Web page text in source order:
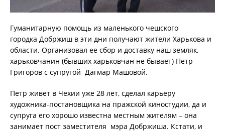
Гуманитарную помощь из маленького чешского
городка Добржиш в эти дни получают жители Харькова и
области. Организовал ее сбор и доставку наш земляк,
харьковчанин (бывших харьковчан не бывает) Петр
Григоров с супругой Дагмар Машовой.
Петр живет в Чехии уже 28 лет, сделал карьеру
художника-постановщика на пражской киностудии, да и
супруга его хорошо известна местным жителям – она
занимает пост заместителя мэра Добржиша. Кстати, и